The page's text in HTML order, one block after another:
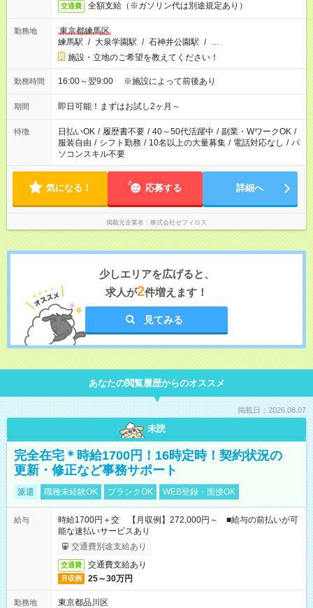
交通費 全額支給（※ガソリン代は別途規定あり）
勤務地
東京都練馬区
練馬駅 / 大泉学園駅 / 石神井公園駅 / …
施設・立地のご希望を教えてください！
勤務時間 16:00～翌9:00 ※施設によって前後あり
期間 即日可能！まずはお試し2ヶ月～
特徴 日払いOK / 履歴書不要 / 40～50代活躍中 / 副業・WワークOK /
服装自由 / シフト勤務 / 10名以上の大量募集 / 電話対応なし / パ
ソコンスキル不要
気になる！ 応募する 詳細へ
掲載元企業名 株式会社ゼフィロス
少しエリアを広げると、
求人が2件増えます！
見てみる
あなたの閲覧履歴からのオススメ
掲載日：2026.08.07
未読
完全在宅＊時給1700円！16時定時！契約状況の
更新・修正など事務サポート
派遣 職種未経験OK ブランクOK WEB登録・面接OK
給与
時給1700円＋交 【月収例】272,000円～ ■給与の前払いが可
能な速払いサービスあり
交通費別途支給あり
交通費 交通費支給あり
月収例 25～30万円
勤務地
東京都品川区